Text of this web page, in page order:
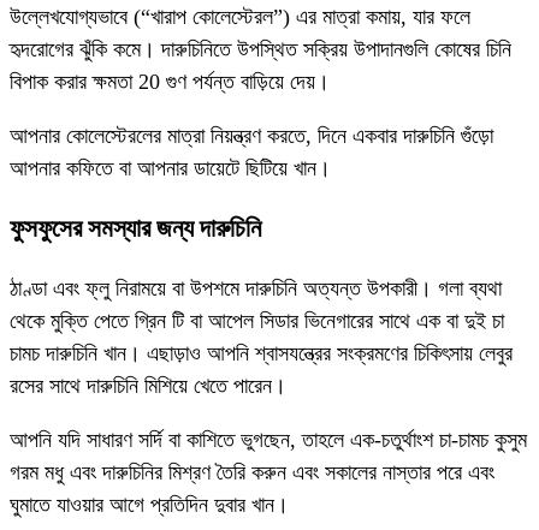
উল্লেখযোগ্যভাবে (“খারাপ কোলেস্টেরল”) এর মাত্রা কমায়, যার ফলে
হৃদরোগের ঝুঁকি কমে। দারুচিনিতে উপস্থিত সক্রিয় উপাদানগুলি কোষের চিনি
বিপাক করার ক্ষমতা 20 গুণ পর্যন্ত বাড়িয়ে দেয়।
আপনার কোলেস্টেরলের মাত্রা নিয়ন্ত্রণ করতে, দিনে একবার দারুচিনি গুঁড়ো
আপনার কফিতে বা আপনার ডায়েটে ছিটিয়ে খান।
ফুসফুসের সমস্যার জন্য দারুচিনি
ঠাণ্ডা এবং ফ্লু নিরাময়ে বা উপশমে দারুচিনি অত্যন্ত উপকারী। গলা ব্যথা
থেকে মুক্তি পেতে গ্রিন টি বা আপেল সিডার ভিনেগারের সাথে এক বা দুই চা
চামচ দারুচিনি খান। এছাড়াও আপনি শ্বাসযন্ত্রের সংক্রমণের চিকিৎসায় লেবুর
রসের সাথে দারুচিনি মিশিয়ে খেতে পারেন।
আপনি যদি সাধারণ সর্দি বা কাশিতে ভুগছেন, তাহলে এক-চতুর্থাংশ চা-চামচ কুসুম
গরম মধু এবং দারুচিনির মিশ্রণ তৈরি করুন এবং সকালের নাস্তার পরে এবং
ঘুমাতে যাওয়ার আগে প্রতিদিন দুবার খান।